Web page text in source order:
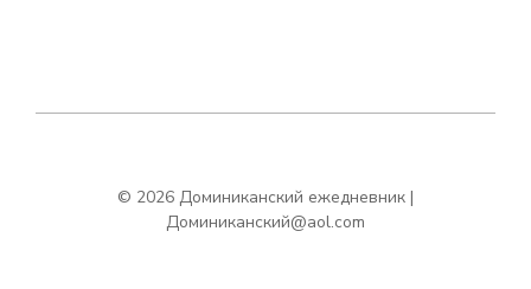
© 2026 Доминиканский ежедневник |
Доминиканский@aol.com